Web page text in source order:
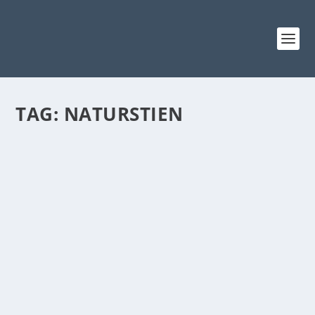
TAG: NATURSTIEN